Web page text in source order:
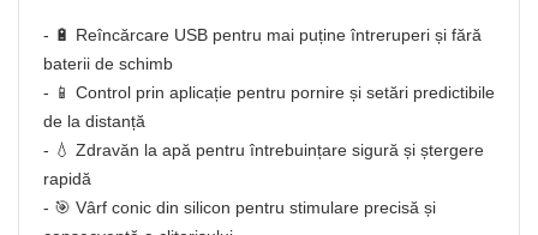
- 🔋 Reîncărcare USB pentru mai puține întreruperi și fără
baterii de schimb
- 📱 Control prin aplicație pentru pornire și setări predictibile
de la distanță
- 💧 Zdravăn la apă pentru întrebuințare sigură și ștergere
rapidă
- 🎯 Vârf conic din silicon pentru stimulare precisă și